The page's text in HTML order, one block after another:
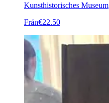
Kunsthistorisches Museum
Från€22.50